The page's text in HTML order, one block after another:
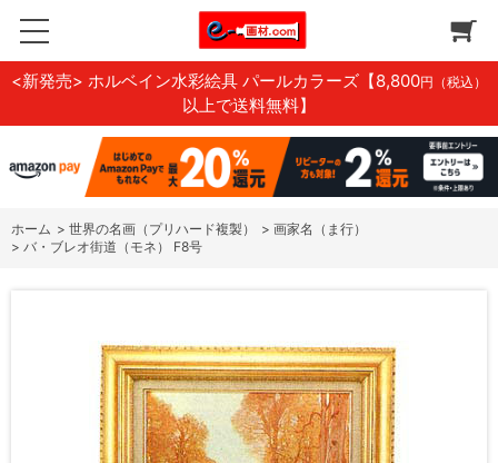
<新発売> ホルベイン水彩絵具 パールカラーズ 【8,800円（税込）
以上で送料無料】
ホーム > 世界の名画（プリハード複製） > 画家名（ま行）
> バ・ブレオ街道（モネ） F8号